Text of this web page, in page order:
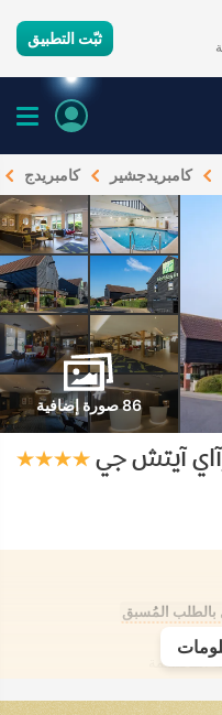
ثبّت التطبيق
كامبريدجشير كامبريدج
86 صورة إضافية
آيتش جي
بالطلب المُسبق
المحتشمة